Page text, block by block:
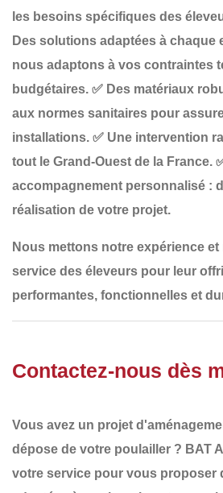
les besoins spécifiques des
Des solutions adaptées à chaque
nous adaptons à vos contraintes
budgétaires. ✅ Des matériaux
aux normes sanitaires pour
installations. ✅ Une intervention
tout le Grand-Ouest de la France.
accompagnement personnalisé :
réalisation de votre projet.
Nous mettons notre expérience
service des éleveurs pour leur
performantes, fonctionnelles et
Contactez-nous dès
Vous avez un projet
dépose de votre poulailler ? BAT
votre service pour vous proposer